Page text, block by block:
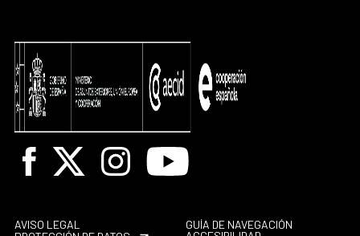
Facebook
X InstagramYoutube
AVISO LEGAL
GUÍA DE NAVEGACIÓN